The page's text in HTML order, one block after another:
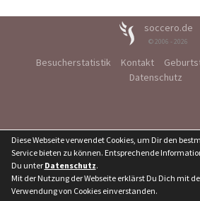
soccero.de
© 2006 - 2026
Besucherstatistik Kontakt
Datenschutz
Diese Webseite verwendet Cookies, um Dir den
Service bieten zu können. Entsprechende
Du unter Datenschutz.
Mit der Nutzung der Webseite erklärst Du Dich mit
Verwendung von Cookies einverstanden.